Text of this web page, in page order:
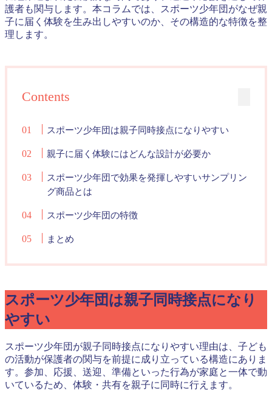
護者も関与します。本コラムでは、スポーツ少年団がなぜ親
子に届く体験を生み出しやすいのか、その構造的な特徴を整
理します。
Contents
スポーツ少年団は親子同時接点になりやすい
親子に届く体験にはどんな設計が必要か
スポーツ少年団で効果を発揮しやすいサンプリン
グ商品とは
スポーツ少年団の特徴
まとめ
スポーツ少年団は親子同時接点になり
やすい
スポーツ少年団が親子同時接点になりやすい理由は、子ども
の活動が保護者の関与を前提に成り立っている構造にありま
す。参加、応援、送迎、準備といった行為が家庭と一体で動
いているため、体験・共有を親子に同時に行えます。